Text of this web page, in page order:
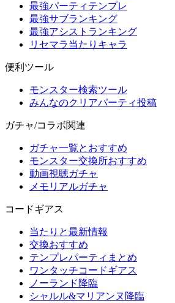
最強パーティテンプレ
最強サブランキング
最強アシストランキング
リセマラ当たりキャラ
便利ツール
モンスター検索ツール
みんなのクリアパーティ投稿
ガチャ/コラボ関連
ガチャ一覧とおすすめ
モンスター交換所おすすめ
動画視聴ガチャ
メモリアルガチャ
コードギアス
当たりと最新情報
交換おすすめ
テンプレパーティまとめ
ワンタッチコードギアス
ノーランド降臨
シャルル&マリアンヌ降臨